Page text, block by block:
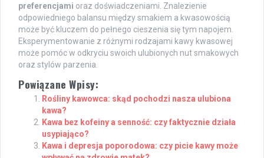
preferencjami oraz doświadczeniami. Znalezienie
odpowiedniego balansu między smakiem a kwasowością
może być kluczem do pełnego cieszenia się tym napojem.
Eksperymentowanie z różnymi rodzajami kawy kwasowej
może pomóc w odkryciu swoich ulubionych nut smakowych
oraz stylów parzenia.
Powiązane Wpisy:
Rośliny kawowca: skąd pochodzi nasza ulubiona
kawa?
Kawa bez kofeiny a senność: czy faktycznie działa
usypiająco?
Kawa i depresja poporodowa: czy picie kawy może